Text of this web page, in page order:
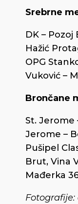
Srebrne
DK –
Hažić
OPG
Vuković –
Brončane
St. Jerome
Jerome –
Pušipel
Brut, Vina
Mađerka